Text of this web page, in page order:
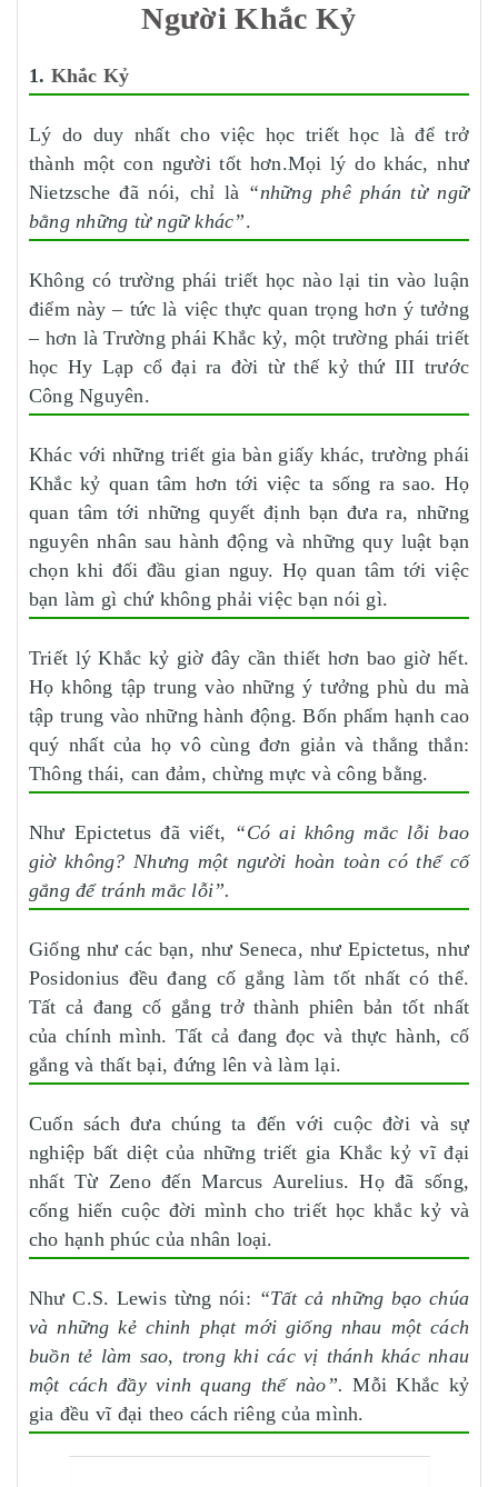
Người Khắc Kỷ
1. Khắc Kỷ
Lý do duy nhất cho việc học triết học là để trở
thành một con người tốt hơn.Mọi lý do khác, như
Nietzsche đã nói, chỉ là “những phê phán từ ngữ
bằng những từ ngữ khác”.
Không có trường phái triết học nào lại tin vào luận
điểm này – tức là việc thực quan trọng hơn ý tưởng
– hơn là Trường phái Khắc kỷ, một trường phái triết
học Hy Lạp cổ đại ra đời từ thế kỷ thứ III trước
Công Nguyên.
Khác với những triết gia bàn giấy khác, trường phái
Khắc kỷ quan tâm hơn tới việc ta sống ra sao. Họ
quan tâm tới những quyết định bạn đưa ra, những
nguyên nhân sau hành động và những quy luật bạn
chọn khi đối đầu gian nguy. Họ quan tâm tới việc
bạn làm gì chứ không phải việc bạn nói gì.
Triết lý Khắc kỷ giờ đây cần thiết hơn bao giờ hết.
Họ không tập trung vào những ý tưởng phù du mà
tập trung vào những hành động. Bốn phẩm hạnh cao
quý nhất của họ vô cùng đơn giản và thẳng thắn:
Thông thái, can đảm, chừng mực và công bằng.
Như Epictetus đã viết, “Có ai không mắc lỗi bao
giờ không? Nhưng một người hoàn toàn có thể cố
gắng để tránh mắc lỗi”.
Giống như các bạn, như Seneca, như Epictetus, như
Posidonius đều đang cố gắng làm tốt nhất có thể.
Tất cả đang cố gắng trở thành phiên bản tốt nhất
của chính mình. Tất cả đang đọc và thực hành, cố
gắng và thất bại, đứng lên và làm lại.
Cuốn sách đưa chúng ta đến với cuộc đời và sự
nghiệp bất diệt của những triết gia Khắc kỷ vĩ đại
nhất Từ Zeno đến Marcus Aurelius. Họ đã sống,
cống hiến cuộc đời mình cho triết học khắc kỷ và
cho hạnh phúc của nhân loại.
Như C.S. Lewis từng nói: “Tất cả những bạo chúa
và những kẻ chinh phạt mới giống nhau một cách
buồn tẻ làm sao, trong khi các vị thánh khác nhau
một cách đầy vinh quang thế nào”.Mỗi Khắc kỷ
gia đều vĩ đại theo cách riêng của mình.